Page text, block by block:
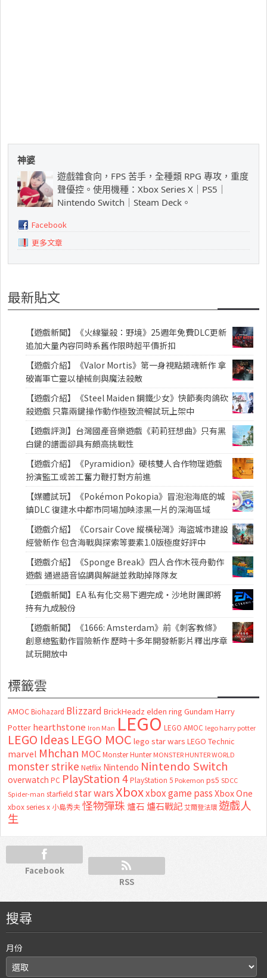
神婆
遊戲雜食向，FPS 苦手，全種類 RPG 專攻，重度
聲優控。使用機種：Xbox Series X｜PS5｜
Nintendo Switch｜Steam Deck。
Facebook
更多文章
最新貼文
【遊戲新聞】《火線獵殺：野境》25週年免費DLC更新
追加大量內容同時系舊作限時超平價折扣
【遊戲介紹】《Valor Mortis》第一身視點類魂新作 拿
破崙軍亡靈以槍械劍與魔法殺敵
【遊戲介紹】《Steel Maiden 鋼鐵少女》快節奏肉鴿砍
殺遊戲 只靠兩鍵操作動作極致流暢試玩上架中
【遊戲評測】台灣國產音樂遊戲《莉莉狂想曲》只有黑
白鍵的譜面卻具有頗高挑戰性
【遊戲介紹】《Pyramidion》硬核雙人合作物理遊戲
扮演監工或苦工奮力鞭打對方前進
【媒體試玩】《Pokémon Pokopia》冒泡泡海底的城
鎮DLC 復建水中都市同場加映漆黑一片的深海區域
【遊戲介紹】《Corsair Cove 縱橫秘灣》海盜城市建設
經營新作 包含海戰與探索等要素1.0版極度好評中
【遊戲介紹】《Sponge Break》四人合作木筏舟動作
遊戲 通過語音協調與解謎並救助掉隊隊友
【遊戲新聞】EA 私有化交易下週完成・沙地財團即將
持有九成股份
【遊戲新聞】《1666: Amsterdam》前《刺客教條》
創意總監動作冒險新作 歷時十多年開發新影片釋出序章
試玩開放中
標籤雲
AMOC Biohazard Blizzard BrickHeadz elden ring Gundam Harry
Potter hearthstone Iron Man LEGO LEGO AMOC lego harry potter
LEGO Ideas LEGO MOC lego star wars LEGO Technic
marvel Mhchan MOC Monster Hunter MONSTER HUNTER WORLD
monster strike Netflix Nintendo Nintendo Switch
overwatch PC PlayStation 4 PlayStation 5 Pokemon ps5 SDCC
Spider-man starfield star warsXboxxbox game passXbox One
xbox series x 小島秀夫怪物彈珠 爐石 爐石戰記艾爾登法環 遊戲人
生
Facebook
RSS
搜尋
月份